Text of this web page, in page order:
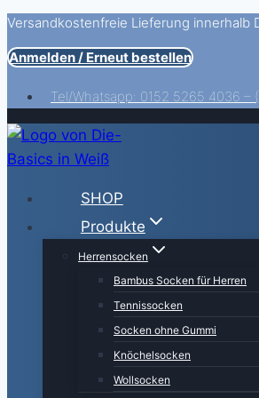
Zum
Inhalt
springen
Versandkostenfreie Lieferung innerhalb
Anmelden / Erneut bestellen
Tel/Whatsapp: 0152 5265 4036 –
SHOP
Produkte
Herrensocken
Bambus Socken für Herren
Tennissocken
Socken ohne Gummi
Knöchelsocken
Wollsocken